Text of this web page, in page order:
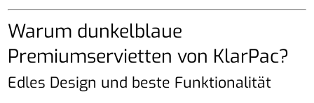
Warum dunkelblaue
Premiumservietten von KlarPac?
Edles Design und beste Funktionalität